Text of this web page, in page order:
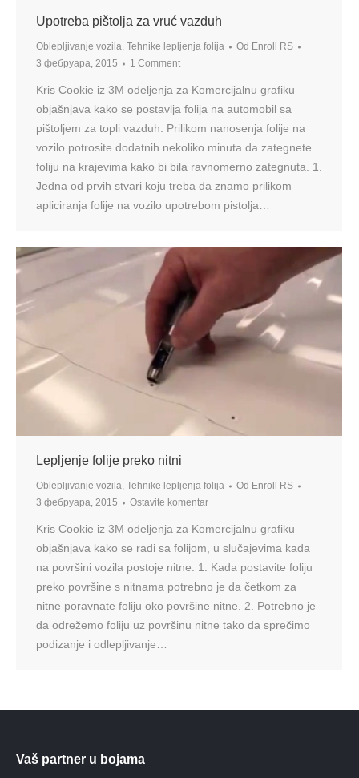
Upotreba pištolja za vruć vazduh
Oblepljivanje vozila, Tehnike lepljenja folija Od Enroll RS
3 фебруара, 2015
1 Comment
Kris Cookie iz 3М odeljenja za Komercijalnu grafiku
objašnjava kako se postavlja folija na automobil sa
pištoljem za topli vazduh. Prilikom nanosenja folije na
vozilo potrosite dodatnih nekoliko minuta da zategnete
foliju na krajevima kako bi bila ravnomerno zategnuta. 1.
Jedna od prvih stvari koju treba da znamo prilikom
apliciranja folije na vozilo upotrebom pistolja…
Lepljenje folije preko nitni
Oblepljivanje vozila, Tehnike lepljenja folija Od Enroll RS
3 фебруара, 2015
Ostavite komentar
Kris Cookie iz 3М odeljenja za Komercijalnu grafiku
objašnjava kako se radi sa folijom, u slučajevima kada
na površini vozila postoje nitne. 1. Kada postavite foliju
preko površine s nitnama potrebno je da četkom za
nitne poravnate foliju oko površine nitne. 2. Potrebno je
da odrežemo foliju uz površinu nitne tako da sprečimo
podizanje i odlepljivanje…
Vaš partner u bojama